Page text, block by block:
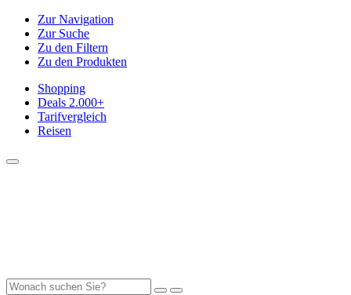
Zur Navigation
Zur Suche
Zu den Filtern
Zu den Produkten
Shopping
Deals 2.000+
Tarifvergleich
Reisen